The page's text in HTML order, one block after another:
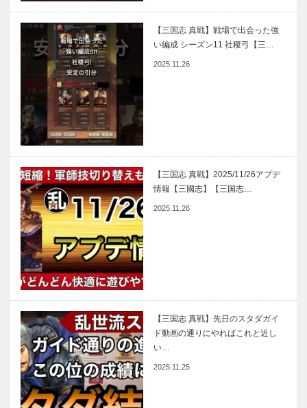
【三国志 真戦】戦場で出会った強
い編成 シーズン11 社稷弓【三…
2025.11.26
【三国志 真戦】2025/11/26アプデ
情報【三國志】【三国志…
2025.11.26
【三国志 真戦】先日のスタダガイ
ド動画の通りにやればこれと近し
い…
2025.11.25